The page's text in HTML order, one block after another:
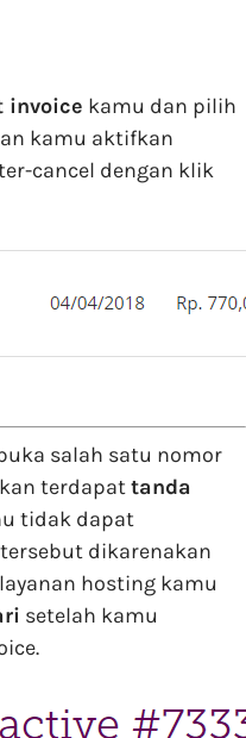
invoice kamu dan pilih
kamu aktifkan
cancel dengan klik
salah satu nomor
terdapattanda
tidak dapat
dikarenakan
hosting kamu
setelah kamu